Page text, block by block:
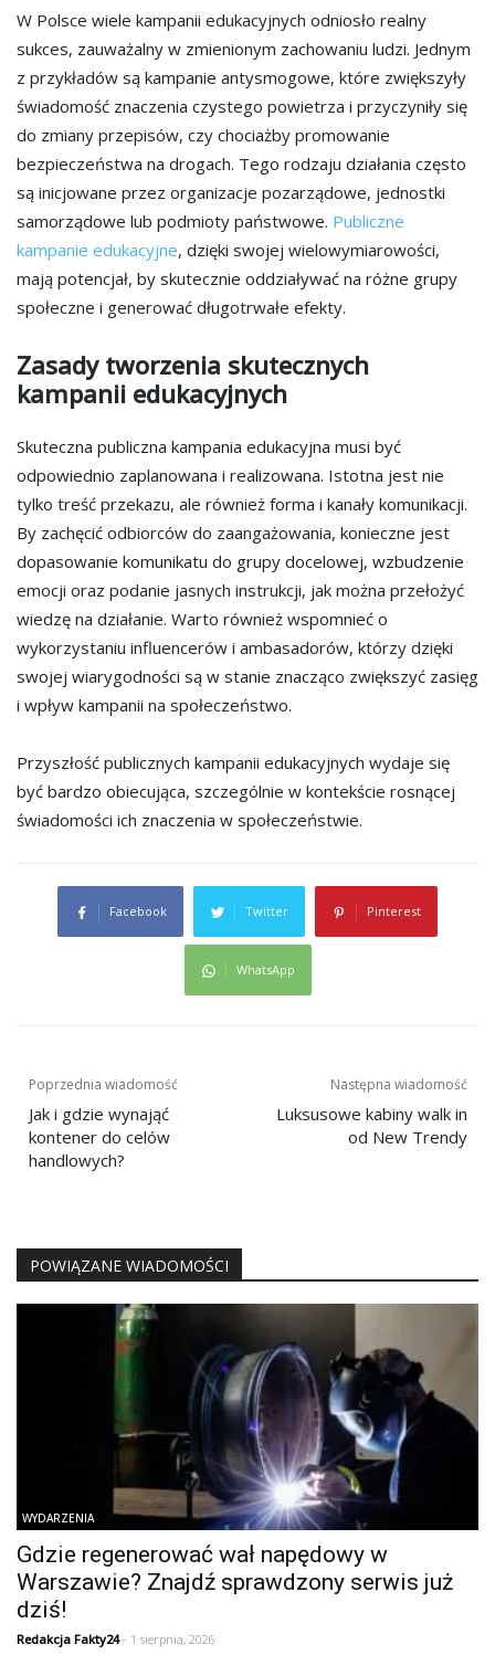
W Polsce wiele kampanii edukacyjnych odniosło realny
sukces, zauważalny w zmienionym zachowaniu ludzi. Jednym
z przykładów są kampanie antysmogowe, które zwiększyły
świadomość znaczenia czystego powietrza i przyczyniły się
do zmiany przepisów, czy chociażby promowanie
bezpieczeństwa na drogach. Tego rodzaju działania często
są inicjowane przez organizacje pozarządowe, jednostki
samorządowe lub podmioty państwowe. Publiczne
kampanie edukacyjne, dzięki swojej wielowymiarowości,
mają potencjał, by skutecznie oddziaływać na różne grupy
społeczne i generować długotrwałe efekty.
Zasady tworzenia skutecznych
kampanii edukacyjnych
Skuteczna publiczna kampania edukacyjna musi być
odpowiednio zaplanowana i realizowana. Istotna jest nie
tylko treść przekazu, ale również forma i kanały komunikacji.
By zachęcić odbiorców do zaangażowania, konieczne jest
dopasowanie komunikatu do grupy docelowej, wzbudzenie
emocji oraz podanie jasnych instrukcji, jak można przełożyć
wiedzę na działanie. Warto również wspomnieć o
wykorzystaniu influencerów i ambasadorów, którzy dzięki
swojej wiarygodności są w stanie znacząco zwiększyć zasięg
i wpływ kampanii na społeczeństwo.
Przyszłość publicznych kampanii edukacyjnych wydaje się
być bardzo obiecująca, szczególnie w kontekście rosnącej
świadomości ich znaczenia w społeczeństwie.
Facebook Twitter Pinterest
WhatsApp
Nawigacja
wpisu
Poprzednia wiadomość
Jak i gdzie wynająć
kontener do celów
handlowych?
Następna wiadomość
Luksusowe kabiny walk in
od New Trendy
POWIĄZANE WIADOMOŚCI
WYDARZENIA
Gdzie regenerować wał napędowy w
Warszawie? Znajdź sprawdzony serwis już
dziś!
Redakcja Fakty24- 1 sierpnia, 2026